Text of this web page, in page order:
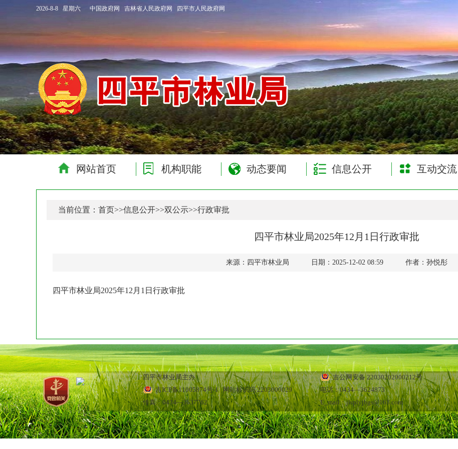
2026-8-8 星期六 中国政府网 吉林省人民政府网 四平市人民政府网
网站首页 机构职能 动态要闻 信息公开 互动交流
当前位置：首页>>信息公开>>双公示>>行政审批
四平市林业局2025年12月1日行政审批
来源：四平市林业局 日期：2025-12-02 08:59 作者：孙悦彤
四平市林业局2025年12月1日行政审批
四平市林业局主办
吉公网安备 22030202000212号
吉ICP备11005874号-1网站标识码 2203000029
电话：0434—3624873
传真：0434—3637762
E_mail：jlsplyjbgs@163.com